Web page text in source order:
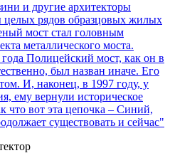
и другие архитекторы
целых рядов образцовых жилых
мост стал головным
металлического моста.
Полицейский мост, как он в
был назван иначе. Его
И, наконец, в 1997 году, у
ему вернули историческое
что вот эта цепочка – Синий,
существовать и сейчас"